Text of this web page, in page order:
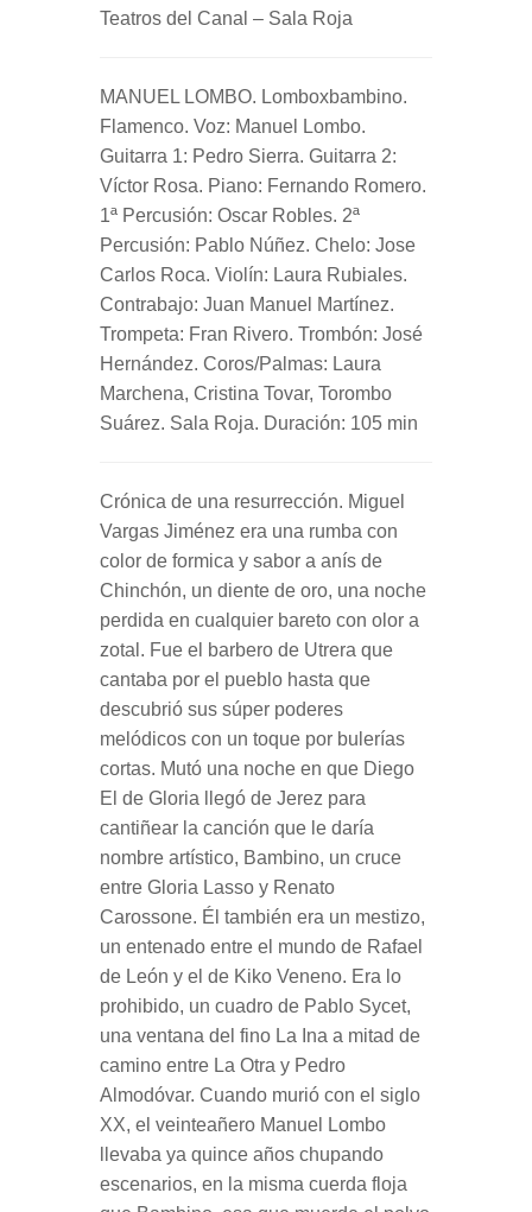
Teatros del Canal – Sala Roja
MANUEL LOMBO. Lomboxbambino.
Flamenco. Voz: Manuel Lombo.
Guitarra 1: Pedro Sierra. Guitarra 2:
Víctor Rosa. Piano: Fernando Romero.
1ª Percusión: Oscar Robles. 2ª
Percusión: Pablo Núñez. Chelo: Jose
Carlos Roca. Violín: Laura Rubiales.
Contrabajo: Juan Manuel Martínez.
Trompeta: Fran Rivero. Trombón: José
Hernández. Coros/Palmas: Laura
Marchena, Cristina Tovar, Torombo
Suárez. Sala Roja. Duración: 105 min
Crónica de una resurrección. Miguel
Vargas Jiménez era una rumba con
color de formica y sabor a anís de
Chinchón, un diente de oro, una noche
perdida en cualquier bareto con olor a
zotal. Fue el barbero de Utrera que
cantaba por el pueblo hasta que
descubrió sus súper poderes
melódicos con un toque por bulerías
cortas. Mutó una noche en que Diego
El de Gloria llegó de Jerez para
cantiñear la canción que le daría
nombre artístico, Bambino, un cruce
entre Gloria Lasso y Renato
Carossone. Él también era un mestizo,
un entenado entre el mundo de Rafael
de León y el de Kiko Veneno. Era lo
prohibido, un cuadro de Pablo Sycet,
una ventana del fino La Ina a mitad de
camino entre La Otra y Pedro
Almodóvar. Cuando murió con el siglo
XX, el veinteañero Manuel Lombo
llevaba ya quince años chupando
escenarios, en la misma cuerda floja